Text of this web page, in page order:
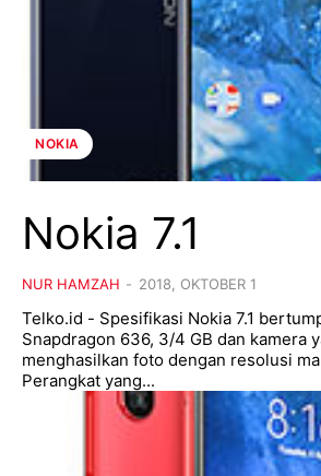
NOKIA
Nokia 7.1
NUR HAMZAH - 2018, OKTOBER 1
Telko.id - Spesifikasi Nokia 7.1
Snapdragon 636, 3/4 GB dan kamera
menghasilkan foto dengan resolusi
Perangkat yang...